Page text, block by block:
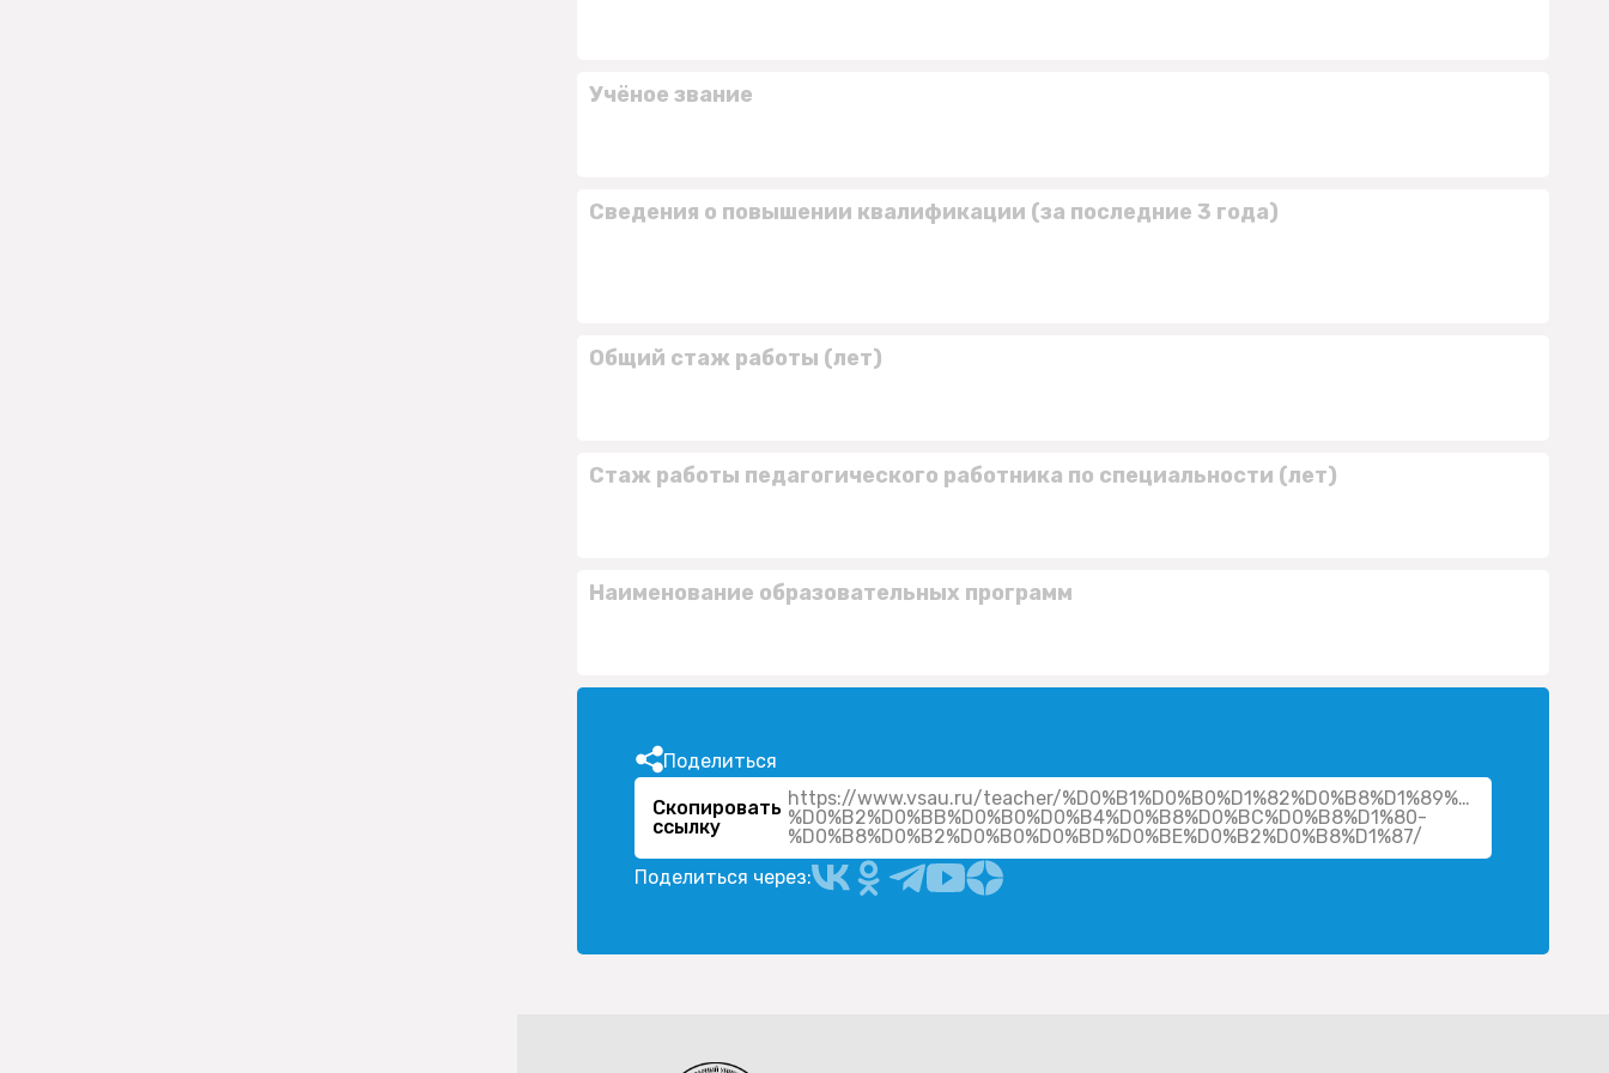
Учёное звание
Сведения о повышении квалификации (за последние 3 года)
Общий стаж работы (лет)
Стаж работы педагогического работника по специальности (лет)
Наименование образовательных программ
Поделиться
Скопировать
ссылку
https://www.vsau.ru/teacher/%D0%B1%D0%B0%D1%82%D0%B8%D1%89%D0%B5%D0%B2-
%D0%B2%D0%BB%D0%B0%D0%B4%D0%B8%D0%BC%D0%B8%D1%80-
%D0%B8%D0%B2%D0%B0%D0%BD%D0%BE%D0%B2%D0%B8%D1%87/
Поделиться через: